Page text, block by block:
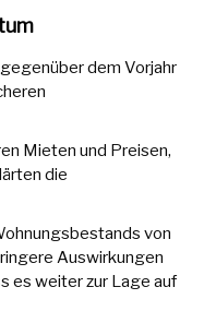
dem Vorjahr
Mieten und Preisen,
die
von
Auswirkungen
es weiter zur Lage auf